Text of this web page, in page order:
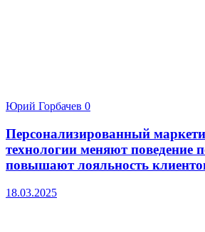
Юрий Горбачев 0
Персонализированный
технологии меняют поведение
повышают лояльность
18.03.2025